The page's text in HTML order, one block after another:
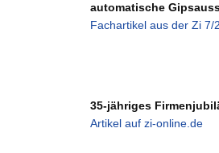
automatische
Fachartikel aus der Zi 7/
35-jähriges
Artikel auf zi-online.de